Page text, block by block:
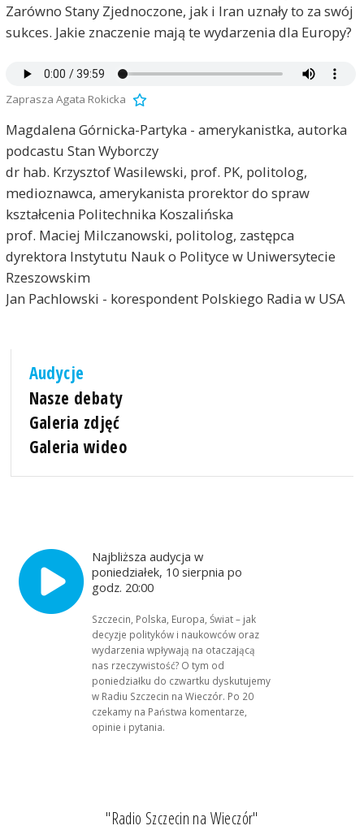
Zarówno Stany Zjednoczone, jak i Iran uznały to za swój
sukces. Jakie znaczenie mają te wydarzenia dla Europy?
Zaprasza Agata Rokicka
Magdalena Górnicka-Partyka - amerykanistka, autorka
podcastu Stan Wyborczy
dr hab. Krzysztof Wasilewski, prof. PK, politolog,
medioznawca, amerykanista prorektor do spraw
kształcenia Politechnika Koszalińska
prof. Maciej Milczanowski, politolog, zastępca
dyrektora Instytutu Nauk o Polityce w Uniwersytecie
Rzeszowskim
Jan Pachlowski - korespondent Polskiego Radia w USA
Audycje
Nasze debaty
Galeria zdjęć
Galeria wideo
Najbliższa audycja w
poniedziałek, 10 sierpnia po
godz. 20:00
Szczecin, Polska, Europa, Świat – jak
decyzje polityków i naukowców oraz
wydarzenia wpływają na otaczającą
nas rzeczywistość? O tym od
poniedziałku do czwartku dyskutujemy
w Radiu Szczecin na Wieczór. Po 20
czekamy na Państwa komentarze,
opinie i pytania.
"Radio Szczecin na Wieczór"